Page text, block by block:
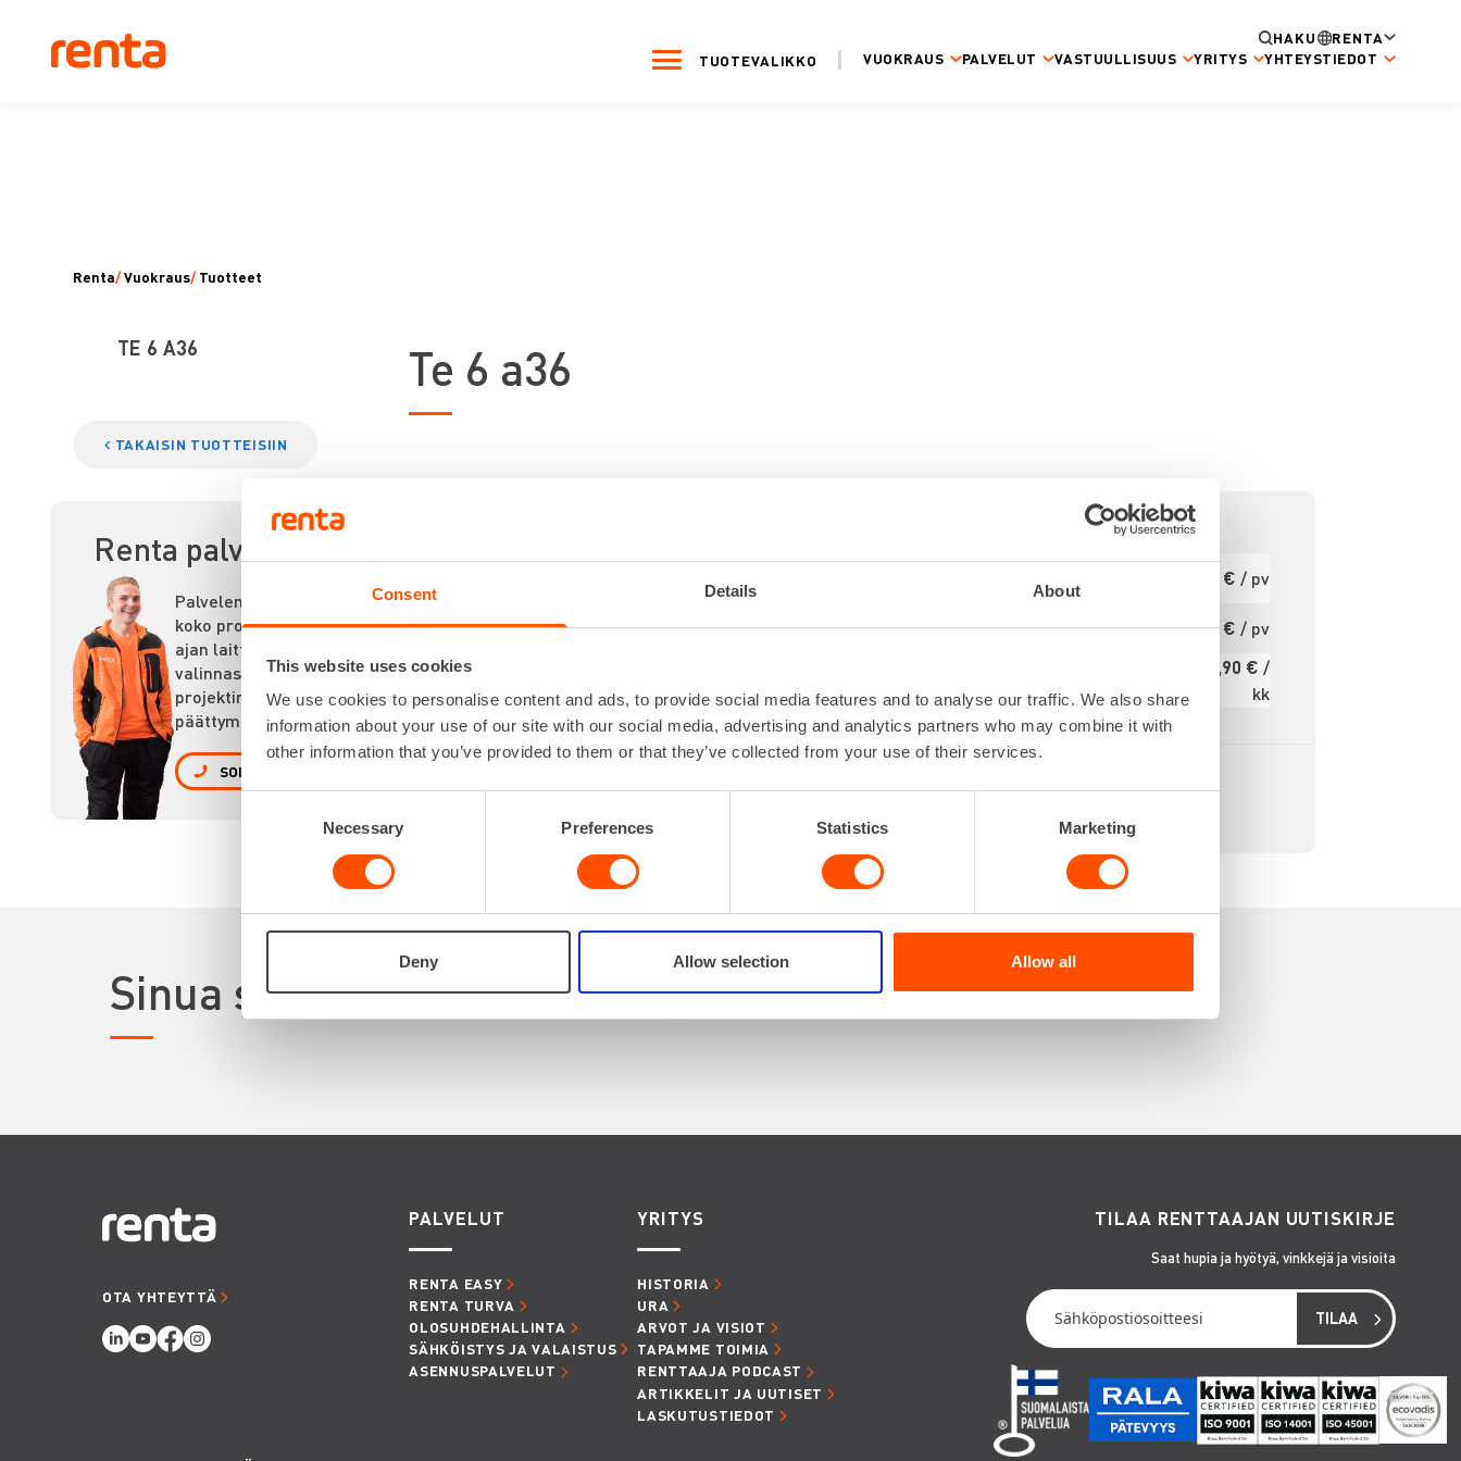
Consent Details About
This website uses cookies
We use cookies to personalise content and ads, to provide social media features and to analyse our traffic. We also share
information about your use of our site with our social media, advertising and analytics partners who may combine it with
other information that you’ve provided to them or that they’ve collected from your use of their services.
Necessary Preferences Statistics Marketing
Deny Allow selection Allow all
HAKU
RENTA
TUOTEVALIKKO
VUOKRAUS PALVELUT VASTUULLISUUS YRITYS YHTEYSTIEDOT
Renta/Vuokraus/ Tuotteet
TE 6 A36
TAKAISIN TUOTTEISIIN
Renta palvelee
Palvelemme
koko prosessin
ajan laitteiden
valinnasta
projektin
päättymiseen.
SOITA
Te 6 a36
Iskuluku
0 - 5100 IPM
Iskuvoima
Ensimmäinen
pv
34,45 € / pv
27,56 € / pv
439,90 € /
kk
Alv 0 %
Sinua saattaisi kiinnostaa myös
OTA YHTEYTTÄ
PALVELUT
RENTA EASY
RENTA TURVA
OLOSUHDEHALLINTA
SÄHKÖISTYS JA VALAISTUS
ASENNUSPALVELUT
YRITYS
HISTORIA
URA
ARVOT JA VISIOT
TAPAMME TOIMIA
RENTTAAJA PODCAST
ARTIKKELIT JA UUTISET
LASKUTUSTIEDOT
TILAA RENTTAAJAN UUTISKIRJE
Saat hupia ja hyötyä, vinkkejä ja visioita